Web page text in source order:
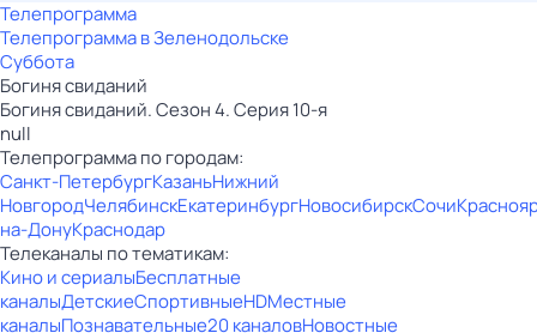
Телепрограмма
Телепрограмма в Зеленодольске
Суббота
Богиня свиданий
Богиня свиданий. Сезон 4. Серия 10-я
null
Телепрограмма по городам:
Санкт-ПетербургКазаньНижний
НовгородЧелябинскЕкатеринбургНовосибирскСочи
на-ДонуКраснодар
Телеканалы по тематикам:
Кино и сериалыБесплатные
каналыДетскиеСпортивныеHDМестные
каналыПознавательные20 каналовНовостные